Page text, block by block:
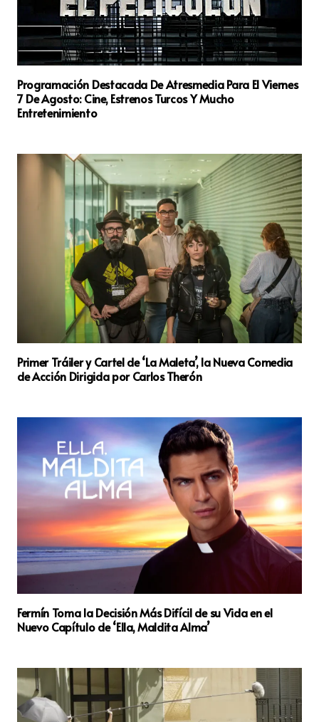
Programación Destacada De Atresmedia Para El Viernes
7 De Agosto: Cine, Estrenos Turcos Y Mucho
Entretenimiento
Primer Tráiler y Cartel de ‘La Maleta’, la Nueva Comedia
de Acción Dirigida por Carlos Therón
Fermín Toma la Decisión Más Difícil de su Vida en el
Nuevo Capítulo de ‘Ella, Maldita Alma’